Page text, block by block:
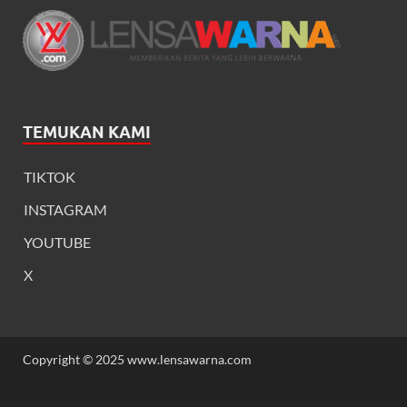
TEMUKAN KAMI
TIKTOK
INSTAGRAM
YOUTUBE
X
Copyright © 2025 www.lensawarna.com